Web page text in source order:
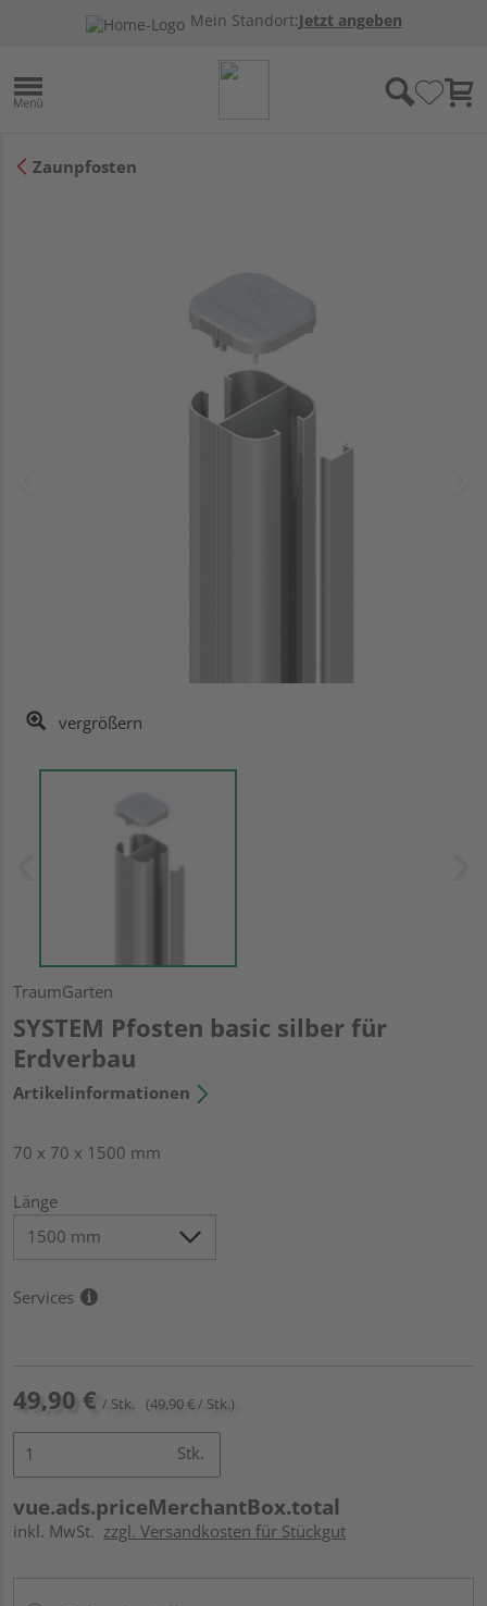
Mein Standort:Jetzt angeben
Zaunpfosten
vergrößern
TraumGarten
SYSTEM Pfosten basic silber für
Erdverbau
Artikelinformationen
70 x 70 x 1500 mm
Länge
Services
49,90 € / Stk. (49,90 € / Stk.)
Stk.
vue.ads.priceMerchantBox.total
inkl. MwSt. zzgl. Versandkosten für Stückgut